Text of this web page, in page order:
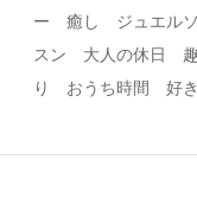
ー 癒し ジュエル
スン 大人の休日
り おうち時間 好き